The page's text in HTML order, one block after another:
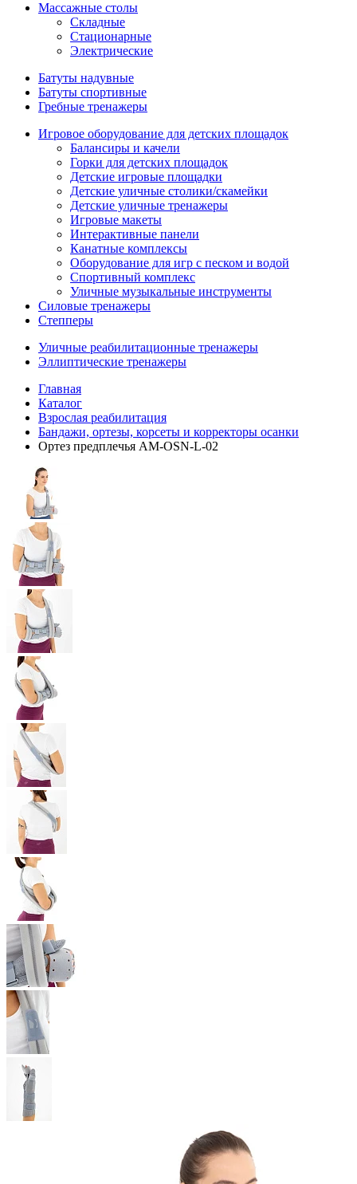
Массажные столы
Складные
Стационарные
Электрические
Батуты надувные
Батуты спортивные
Гребные тренажеры
Игровое оборудование для детских площадок
Балансиры и качели
Горки для детских площадок
Детские игровые площадки
Детские уличные столики/скамейки
Детские уличные тренажеры
Игровые макеты
Интерактивные панели
Канатные комплексы
Оборудование для игр с песком и водой
Спортивный комплекс
Уличные музыкальные инструменты
Силовые тренажеры
Степперы
Уличные реабилитационные тренажеры
Эллиптические тренажеры
Главная
Каталог
Взрослая реабилитация
Бандажи, ортезы, корсеты и корректоры осанки
Ортез предплечья AM-OSN-L-02